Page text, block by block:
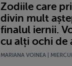
Zodiile care
divin mult
finalul iernii.
cu alți ochi de
MARIANA VOINEA |